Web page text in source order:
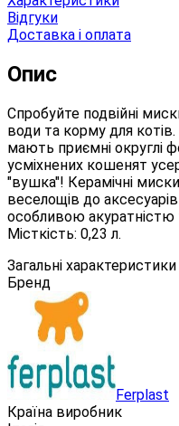
Відгуки
Доставка і оплата
Опис
Спробуйте подвійні
води та корму для
мають приємні округлі
усміхнених кошенят
"вушка"! Керамічні
веселощів до
особливою
Місткість: 0,23 л.
Загальні характеристики
Бренд
Ferplast
Країна виробник